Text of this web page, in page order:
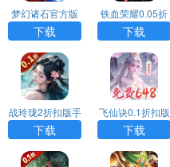
梦幻诸石官方版
游戏下载
下载
铁血荣耀0.05折
扣版手游下载
下载
战玲珑2折扣版手
游下载
下载
飞仙诀0.1折扣版
手游下载
下载